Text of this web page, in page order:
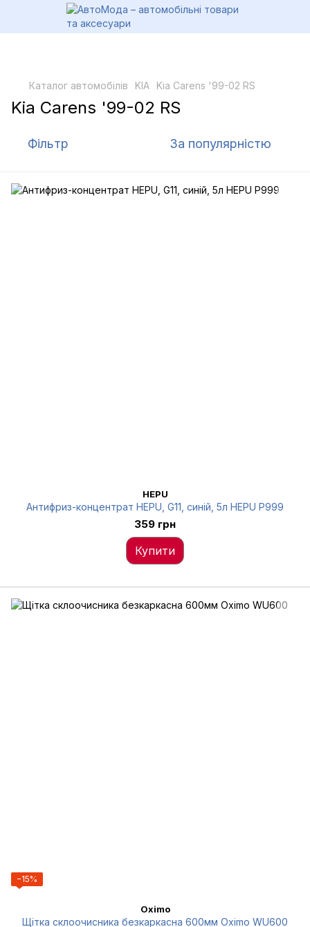
Каталог автомобілів KIA Kia Carens '99-02 RS
Kia Carens '99-02 RS
Фільтр За популярністю
HEPU
Антифриз-концентрат HEPU, G11, синій, 5л HEPU P999
359 грн
Купити
−15%
Oximo
Щітка склоочисника безкаркасна 600мм Oximo WU600